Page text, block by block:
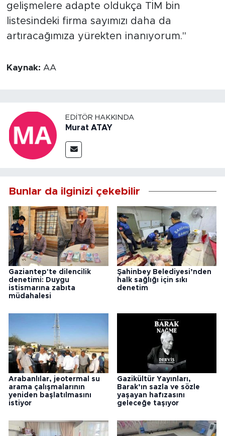
gelişmelere adapte oldukça TİM bin
listesindeki firma sayımızı daha da
artıracağımıza yürekten inanıyorum."
Kaynak: AA
EDITÖR HAKKINDA
Murat ATAY
Bunlar da ilginizi çekebilir
Gaziantep'te dilencilik
denetimi: Duygu
istismarına zabıta
müdahalesi
Şahinbey Belediyesi’nden
halk sağlığı için sıkı
denetim
Arabanlılar, jeotermal su
arama çalışmalarının
yeniden başlatılmasını
istiyor
Gazikültür Yayınları,
Barak’ın sazla ve sözle
yaşayan hafızasını
geleceğe taşıyor